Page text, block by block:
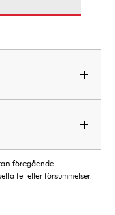
föregående
fel eller försummelser.